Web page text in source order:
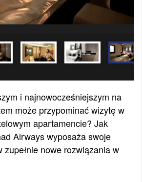
i najnowocześniejszym na
może przypominać wizytę w
apartamencie? Jak
Airways wyposaża swoje
zupełnie nowe rozwiązania w